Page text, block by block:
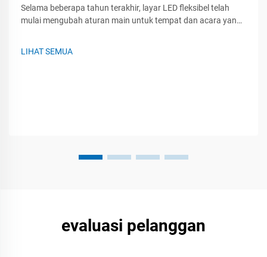
Selama beberapa tahun terakhir, layar LED fleksibel telah
mulai mengubah aturan main untuk tempat dan acara yang
LIHAT SEMUA
evaluasi pelanggan